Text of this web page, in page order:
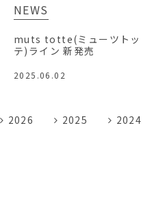
NEWS
muts totte(ミューツトッ
テ)ライン 新発売
2025.06.02
2026 2025 2024